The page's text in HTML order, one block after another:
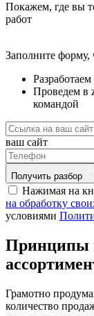
Покажем, где вы
работ
Заполните
Проведем в
командой
ваш сайт
Получить разбор
Нажимая на
на обработку
условиями
Принципы
Грамотно
количество